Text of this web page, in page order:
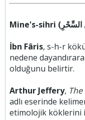
İbn Fâris, s-h-r
nedene
olduğunu belirtir.
Arthur Jeffery,
adlı eserinde
etimolojik köklerini